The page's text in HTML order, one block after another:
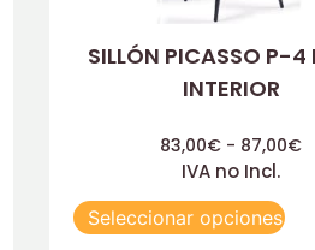
SILLÓN PICASSO P-4
INTERIOR
83,00€ - 87,00€
IVA no Incl.
Seleccionar opciones